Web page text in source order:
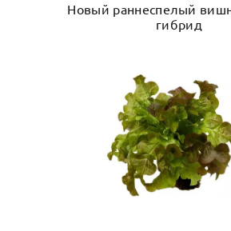
Новый раннеспелый
гибрид